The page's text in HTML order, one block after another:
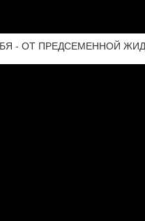
ОТ ПРЕДСЕМЕННОЙ